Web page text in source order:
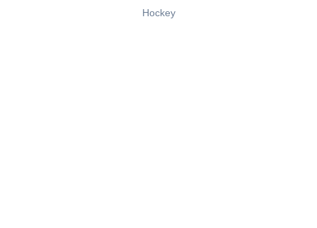
Hockey